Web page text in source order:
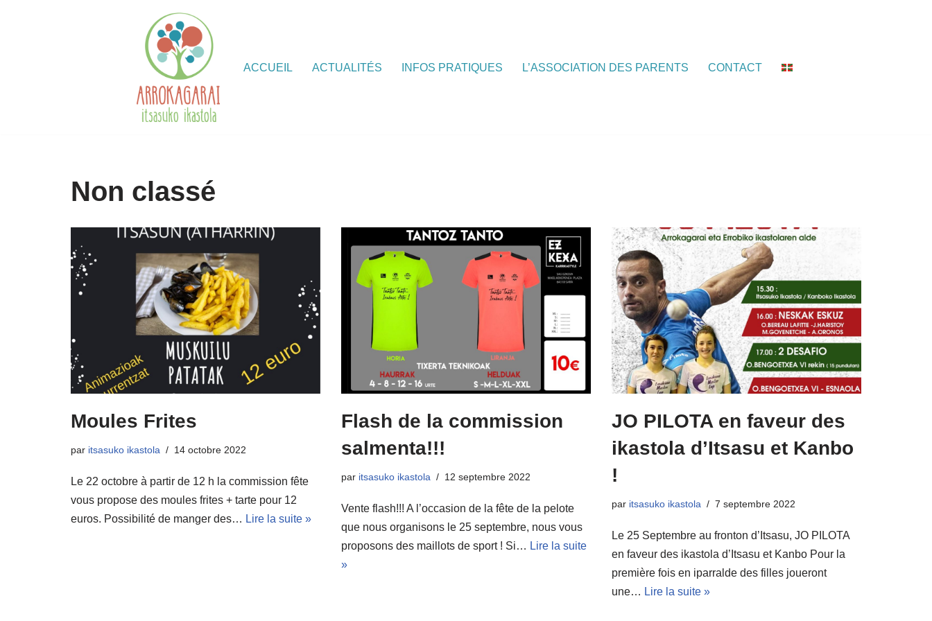
ACCUEIL ACTUALITÉS INFOS PRATIQUES L’ASSOCIATION DES PARENTS CONTACT
Non classé
Moules Frites
par itsasuko ikastola 14 octobre 2022
Le 22 octobre à partir de 12 h la commission fête
vous propose des moules frites + tarte pour 12
euros. Possibilité de manger des… Lire la suite »
Flash de la commission
salmenta!!!
par itsasuko ikastola 12 septembre 2022
Vente flash!!! A l’occasion de la fête de la pelote
que nous organisons le 25 septembre, nous vous
proposons des maillots de sport ! Si… Lire la suite
»
JO PILOTA en faveur des
ikastola d’Itsasu et Kanbo
!
par itsasuko ikastola 7 septembre 2022
Le 25 Septembre au fronton d’Itsasu, JO PILOTA
en faveur des ikastola d’Itsasu et Kanbo Pour la
première fois en iparralde des filles joueront
une… Lire la suite »